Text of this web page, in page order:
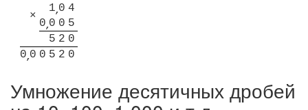
×
1 0 4
0 0 0 5
5 2 0
0 0 0 5 2 0
Умножение десятичных дробей